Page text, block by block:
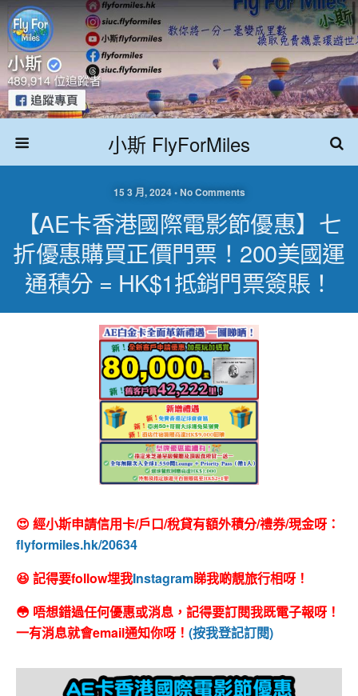
小斯 FlyForMiles
15 3 月, 2024 • No Comments
【AE卡香港國際電影節優惠】七
折優惠購買正價門票！200美國運
通積分 = HK$1抵銷門票簽賬！
😍 經小斯申請信用卡/戶口/稅貸有額外積分/禮券/現金呀：
flyformiles.hk/20634
😆 記得要follow埋我Instagram睇我啲靚旅行相呀！
😳 唔想錯過任何優惠或消息，記得要訂閱我既電子報呀！
一有消息就會email通知你呀！ (按我登記訂閱)